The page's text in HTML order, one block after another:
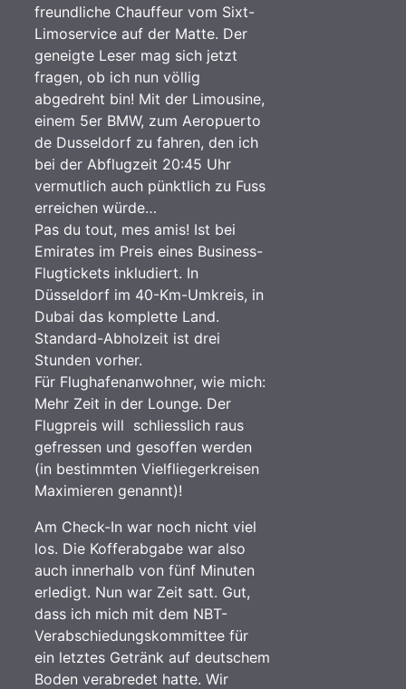
freundliche Chauffeur vom Sixt-
Limoservice auf der Matte. Der
geneigte Leser mag sich jetzt
fragen, ob ich nun völlig
abgedreht bin! Mit der Limousine,
einem 5er BMW, zum Aeropuerto
de Dusseldorf zu fahren, den ich
bei der Abflugzeit 20:45 Uhr
vermutlich auch pünktlich zu Fuss
erreichen würde…
Pas du tout, mes amis! Ist bei
Emirates im Preis eines Business-
Flugtickets inkludiert. In
Düsseldorf im 40-Km-Umkreis, in
Dubai das komplette Land.
Standard-Abholzeit ist drei
Stunden vorher.
Für Flughafenanwohner, wie mich:
Mehr Zeit in der Lounge. Der
Flugpreis will schliesslich raus
gefressen und gesoffen werden
(in bestimmten Vielfliegerkreisen
Maximieren genannt)!
Am Check-In war noch nicht viel
los. Die Kofferabgabe war also
auch innerhalb von fünf Minuten
erledigt. Nun war Zeit satt. Gut,
dass ich mich mit dem NBT-
Verabschiedungskommittee für
ein letztes Getränk auf deutschem
Boden verabredet hatte. Wir